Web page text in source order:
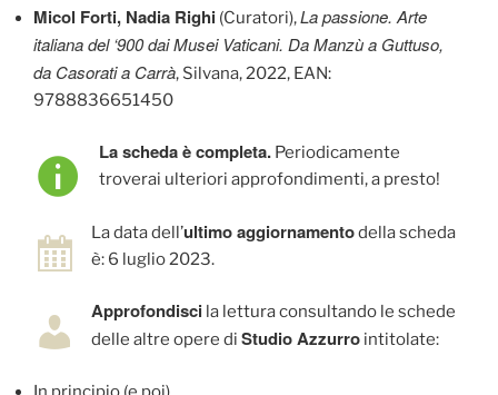
Micol Forti, Nadia Righi (Curatori),La passione. Arte
italiana del ‘900 dai Musei Vaticani. Da Manzù a Guttuso,
da Casorati a Carrà, Silvana, 2022, EAN:
9788836651450
La scheda è completa. Periodicamente
troverai ulteriori approfondimenti, a presto!
La data dell’ultimo aggiornamentodella scheda
è: 6 luglio 2023.
Approfondisci la lettura consultando le schede
delle altre opere di Studio Azzurro intitolate: